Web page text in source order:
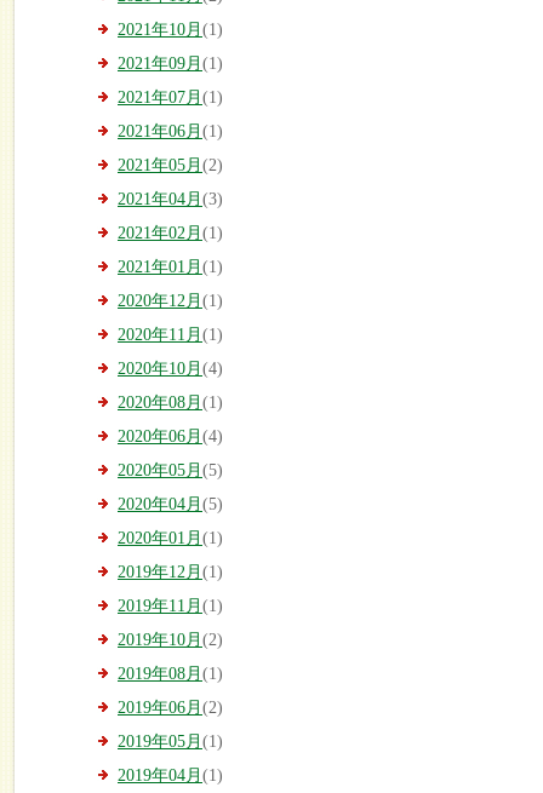
2021年10月 (1)
2021年09月 (1)
2021年07月 (1)
2021年06月 (1)
2021年05月 (2)
2021年04月 (3)
2021年02月 (1)
2021年01月 (1)
2020年12月 (1)
2020年11月 (1)
2020年10月 (4)
2020年08月 (1)
2020年06月 (4)
2020年05月 (5)
2020年04月 (5)
2020年01月 (1)
2019年12月 (1)
2019年11月 (1)
2019年10月 (2)
2019年08月 (1)
2019年06月 (2)
2019年05月 (1)
2019年04月 (1)